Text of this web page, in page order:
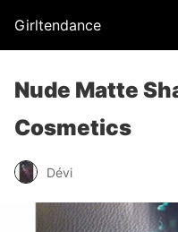
Girltendance
Nude Matte
Cosmetics
Dévi